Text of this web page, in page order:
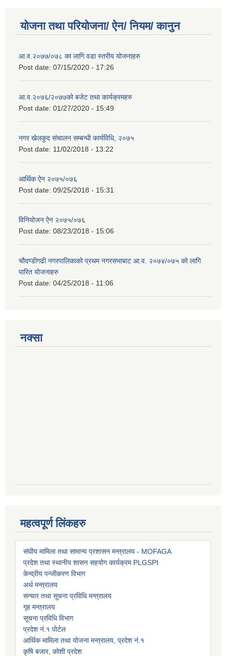
योजना तथा परियोजना/ ऐन/ नियम/ कानुन
आ.व.२०७७/०७८ का लागि वडा स्तरीय योजनाहरु
Post date: 07/15/2020 - 17:26
आ.व.२०७६/२०७७को बजेट तथा कार्यक्रमहरु
Post date: 01/27/2020 - 15:49
नगर खेलकुद संचालन सम्बन्धी कार्यविधि, २०७५
Post date: 11/02/2018 - 13:22
आर्थिक ऐन २०७५/०७६
Post date: 09/25/2018 - 15:31
विनियोजन ऐन २०७५/०७६
Post date: 08/23/2018 - 15:06
चौदण्डीगढी नगरपालिकाको प्रथम नगरसभाबाट आ.व. २०७४/०७५ को लागि
पारित योजनाहरु
Post date: 04/25/2018 - 11:06
नक्सा
महत्वपूर्ण लिंकहरु
संघीय मामिला तथा सामान्य प्रशासन मन्त्रालय - MOFAGA
प्रदेश तथा स्थानीय शासन सहयोग कार्यक्रम PLGSPI
केन्द्रीय पन्जीकरण विभाग
अर्थ मन्त्रालय
सन्चार तथा सूचना प्रविधि मन्त्रालय
गृह मन्त्रालय
सूचना प्रविधि विभाग
प्रदेश नं.१ पोर्टल
आर्थिक मामिला तथा योजना मन्त्रालय, प्रदेश नं.१
कृषि बजार, कोशी प्रदेश